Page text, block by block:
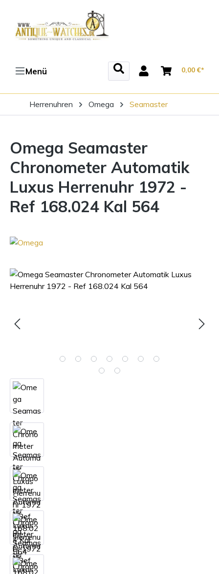
Zum Hauptinhalt springen
Menü 0,00 €*
Herrenuhren Omega Seamaster
Omega Seamaster
Chronometer Automatik
Luxus Herrenuhr 1972 -
Ref 168.024 Kal 564
Bildergalerie überspringen